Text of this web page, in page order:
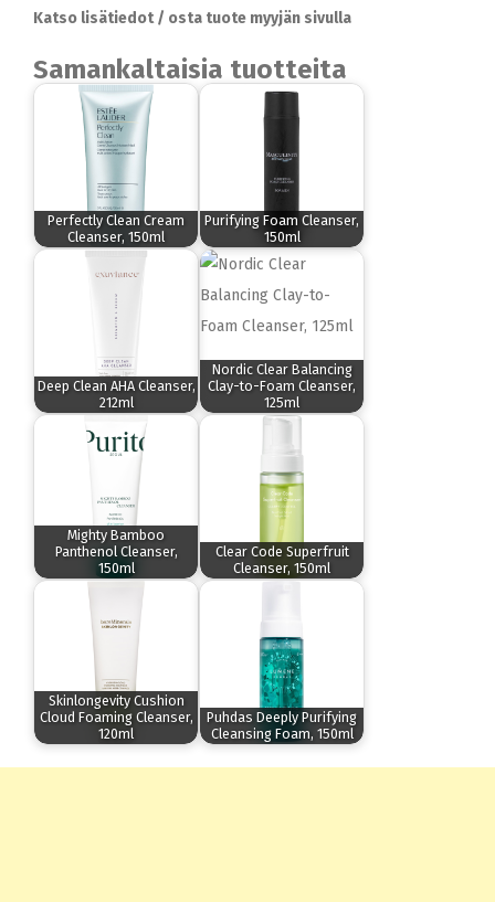
Katso lisätiedot / osta tuote myyjän sivulla
Samankaltaisia tuotteita
Perfectly Clean Cream
Cleanser, 150ml
Purifying Foam Cleanser,
150ml
Deep Clean AHA Cleanser,
212ml
Nordic Clear Balancing
Clay-to-Foam Cleanser,
125ml
Mighty Bamboo
Panthenol Cleanser,
150ml
Clear Code Superfruit
Cleanser, 150ml
Skinlongevity Cushion
Cloud Foaming Cleanser,
120ml
Puhdas Deeply Purifying
Cleansing Foam, 150ml